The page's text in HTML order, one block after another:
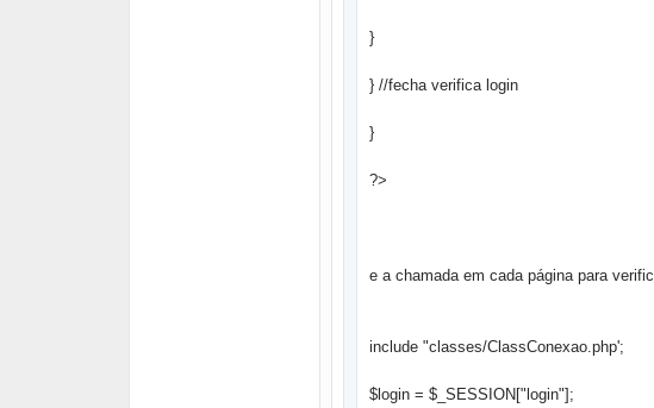
}
} //fecha verifica login
}
?>
e a chamada em cada página para
include "classes/ClassConexao.php';
$login = $_SESSION["login"];